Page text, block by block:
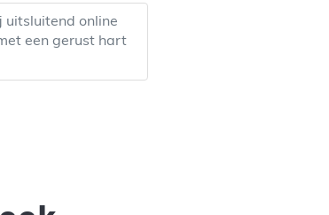
uitsluitend online
een gerust hart